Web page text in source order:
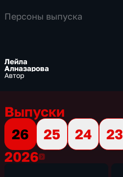
16 сезонов, 3864 выпуска
Персоны выпуска
Лейла
Алназарова
Автор
Выпуски
26
25 24 23
20262026